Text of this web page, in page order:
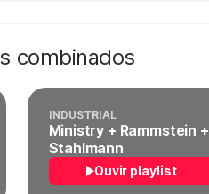
combinados
INDUSTRIAL
Ministry + Rammstein +
Stahlmann
Ouvir playlist